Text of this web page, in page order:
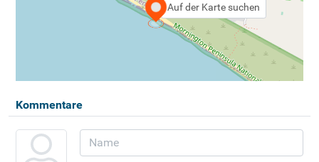
Auf der Karte suchen
Kommentare